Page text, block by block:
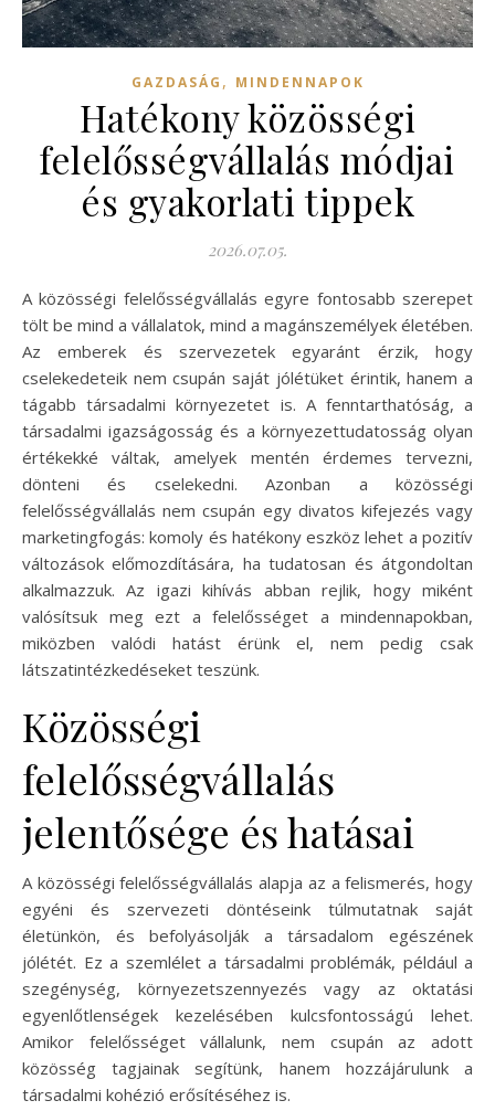
GAZDASÁG , MINDENNAPOK
Hatékony közösségi
felelősségvállalás módjai
és gyakorlati tippek
2026.07.05.
A közösségi felelősségvállalás egyre fontosabb szerepet
tölt be mind a vállalatok, mind a magánszemélyek életében.
Az emberek és szervezetek egyaránt érzik, hogy
cselekedeteik nem csupán saját jólétüket érintik, hanem a
tágabb társadalmi környezetet is. A fenntarthatóság, a
társadalmi igazságosság és a környezettudatosság olyan
értékekké váltak, amelyek mentén érdemes tervezni,
dönteni és cselekedni. Azonban a közösségi
felelősségvállalás nem csupán egy divatos kifejezés vagy
marketingfogás: komoly és hatékony eszköz lehet a pozitív
változások előmozdítására, ha tudatosan és átgondoltan
alkalmazzuk. Az igazi kihívás abban rejlik, hogy miként
valósítsuk meg ezt a felelősséget a mindennapokban,
miközben valódi hatást érünk el, nem pedig csak
látszatintézkedéseket teszünk.
Közösségi
felelősségvállalás
jelentősége és hatásai
A közösségi felelősségvállalás alapja az a felismerés, hogy
egyéni és szervezeti döntéseink túlmutatnak saját
életünkön, és befolyásolják a társadalom egészének
jólétét. Ez a szemlélet a társadalmi problémák, például a
szegénység, környezetszennyezés vagy az oktatási
egyenlőtlenségek kezelésében kulcsfontosságú lehet.
Amikor felelősséget vállalunk, nem csupán az adott
közösség tagjainak segítünk, hanem hozzájárulunk a
társadalmi kohézió erősítéséhez is.